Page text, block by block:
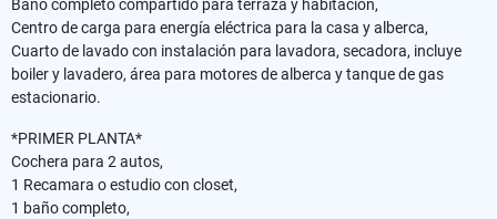
Baño completo compartido para terraza y habitación,
Centro de carga para energía eléctrica para la casa y alberca,
Cuarto de lavado con instalación para lavadora, secadora, incluye
boiler y lavadero, área para motores de alberca y tanque de gas
estacionario.
*PRIMER PLANTA*
Cochera para 2 autos,
1 Recamara o estudio con closet,
1 baño completo,